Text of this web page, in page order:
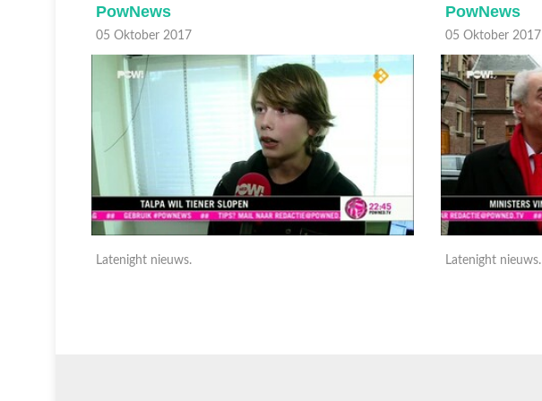
PowNews
05 Oktober 2017
Latenight nieuws.
PowNews
05 Oktober 2017
Latenight nieuws.